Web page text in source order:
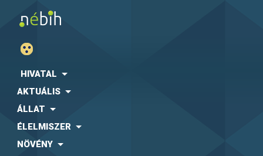
HIVATAL
AKTUÁLIS
ÁLLAT
ÉLELMISZER
NÖVÉNY